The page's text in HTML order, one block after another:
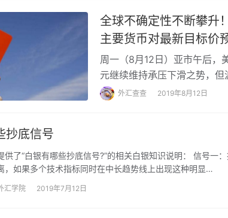
全球不确定性不断攀升
主要货币对最新目标价
周一（8月12日）亚市午后，
元继续维持承压下滑之势，
美联储，称美国拥有世界上最
外汇查查 2019年8月12日
抄底信号
供了“白银有哪些抄底信号?”的相关白银知识说明： 信号一
，如果多个技术指标同时在中长趋势线上出现这种明显…
汇学院 2019年7月12日